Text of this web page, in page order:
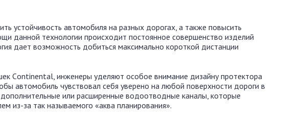
устойчивость автомобиля на разных дорогах, а также повысить
данной технологии происходит постоянное совершенство изделий
дает возможность добиться максимально короткой дистанции
Сontinental, инженеры уделяют особое внимание дизайну протектора
автомобиль чувствовал себя уверено на любой поверхности дороги в
или расширенные водоотводные каналы, которые
из-за так называемого «аква планирования».